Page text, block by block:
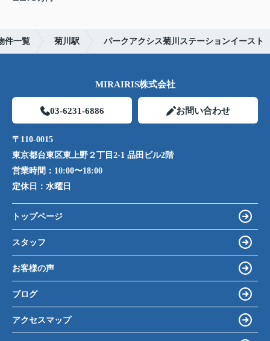
件一覧 菊川駅 パークアクシス菊川ステーションイースト
MIRAIRIS株式会社
03-6231-6886 お問い合わせ
〒110-0015
東京都台東区東上野２丁目2-1 品田ビル2階
営業時間： 10:00〜18:00
定休日： 水曜日
トップページ
スタッフ
お客様の声
ブログ
アクセスマップ